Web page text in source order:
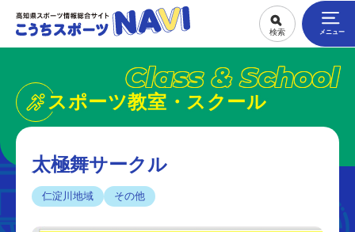
Class & School
スポーツ教室・スクール
太極舞サークル
仁淀川地域 その他